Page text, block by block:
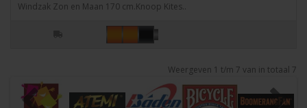
Windzak Zon en Maan 170 cm.Knoop Kites..
Weergeven 1 t/m 7 van in totaal 7